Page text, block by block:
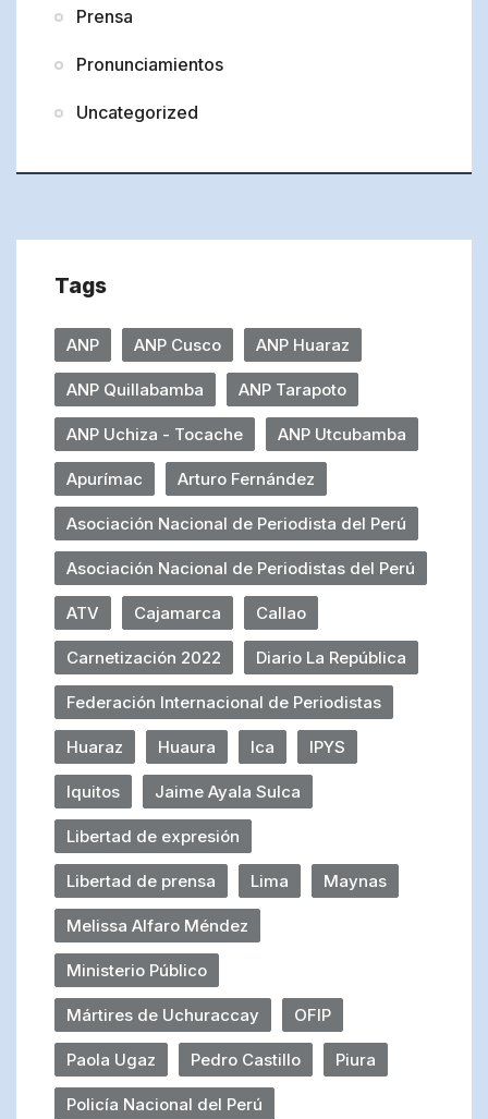
Prensa
Pronunciamientos
Uncategorized
Tags
ANP ANP Cusco ANP Huaraz
ANP Quillabamba ANP Tarapoto
ANP Uchiza - Tocache ANP Utcubamba
Apurímac Arturo Fernández
Asociación Nacional de Periodista del Perú
Asociación Nacional de Periodistas del Perú
ATV Cajamarca Callao
Carnetización 2022 Diario La República
Federación Internacional de Periodistas
Huaraz Huaura Ica IPYS
Iquitos Jaime Ayala Sulca
Libertad de expresión
Libertad de prensa Lima Maynas
Melissa Alfaro Méndez
Ministerio Público
Mártires de Uchuraccay OFIP
Paola Ugaz Pedro Castillo Piura
Policía Nacional del Perú